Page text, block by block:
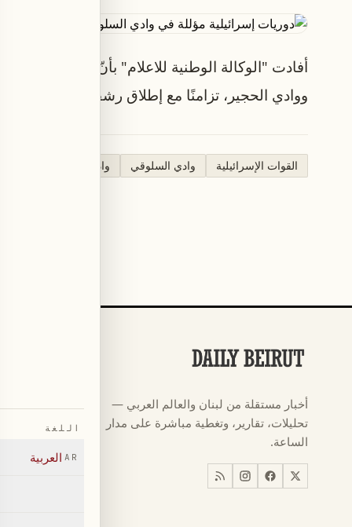
أفادت "الوكالة الوطنية للاعلام" بأنّ القوات
ووادي الحجير، تزامنًا مع إطلاق رشقات من
القوات الإسرائيلية وادي السلوقي وادي الحجير
أخبار مستقلة من لبنان والعالم العربي —
تحليلات، تقارير، وتغطية مباشرة على مدار
الساعة.
كأس العالم
←أخبار
←اخبار لبنان
اللغة
AR العربية